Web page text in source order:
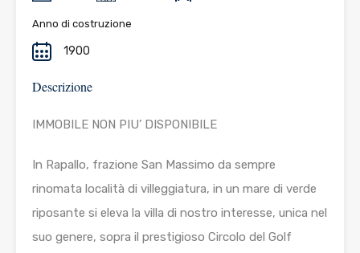
Anno di costruzione
1900
Descrizione
IMMOBILE NON PIU’ DISPONIBILE
In Rapallo, frazione San Massimo da sempre
rinomata località di villeggiatura, in un mare di verde
riposante si eleva la villa di nostro interesse, unica nel
suo genere, sopra il prestigioso Circolo del Golf